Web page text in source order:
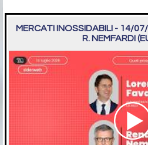
MERCATI INOSSIDABILI - 14/
R. NEMFARDI